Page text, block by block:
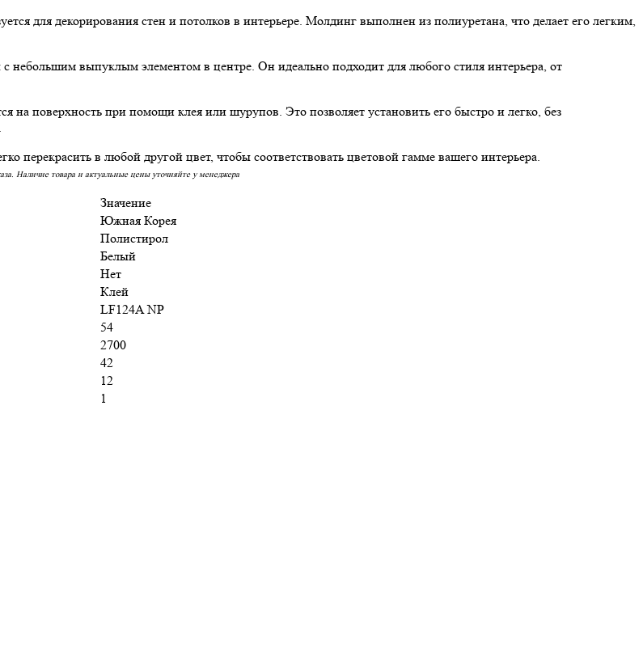
для декорирования стен и потолков в интерьере. Молдинг выполнен из полиуретана, что делает его легким,
небольшим выпуклым элементом в центре. Он идеально подходит для любого стиля интерьера, от
поверхность при помощи клея или шурупов. Это позволяет установить его быстро и легко, без
в любой другой цвет, чтобы соответствовать цветовой гамме вашего интерьера.
Наличие товара и актуальные цены уточняйте у менеджера
Значение
Южная Корея
Полистирол
Белый
Нет
Клей
LF124A NP
54
2700
42
12
1